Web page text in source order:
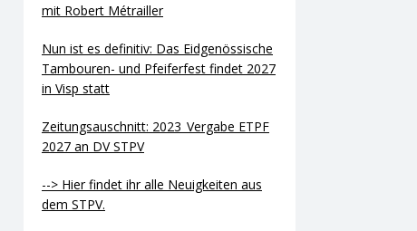
mit Robert Métrailler
Nun ist es definitiv: Das Eidgenössische
Tambouren- und Pfeiferfest findet 2027
in Visp statt
Zeitungsauschnitt: 2023_Vergabe ETPF
2027 an DV STPV
--> Hier findet ihr alle Neuigkeiten aus
dem STPV.